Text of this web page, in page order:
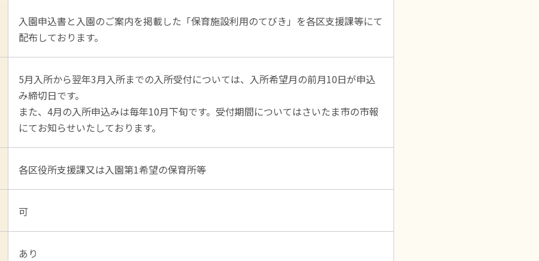
入園申込書と入園のご案内を掲載した「保育施設利用のてびき」を各区支援課等にて
配布しております。
5月入所から翌年3月入所までの入所受付については、入所希望月の前月10日が申込
み締切日です。
また、4月の入所申込みは毎年10月下旬です。受付期間についてはさいたま市の市報
にてお知らせいたしております。
各区役所支援課又は入園第1希望の保育所等
可
あり